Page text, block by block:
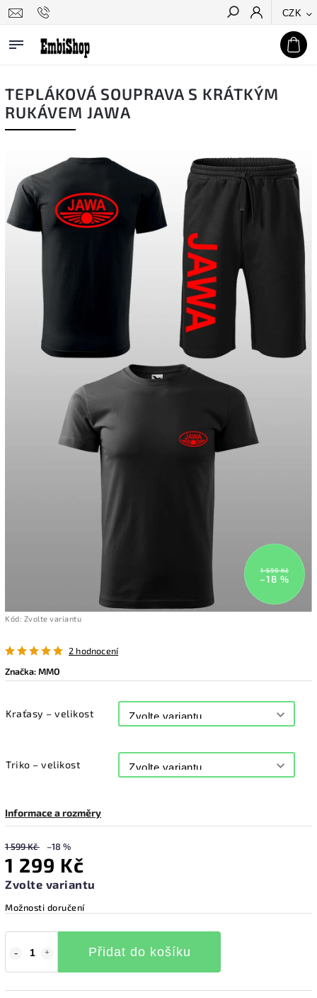
CZK
Hledat
TEPLÁKOVÁ SOUPRAVA S KRÁTKÝM
RUKÁVEM JAWA
1 599 Kč
–18 %
Kód: Zvolte variantu
2 hodnocení
Značka:MMO
Kraťasy – velikost
Triko – velikost
Informace a rozměry
1 599 Kč –18 %
1 299 Kč
Zvolte variantu
Možnosti doručení
Přidat do košíku